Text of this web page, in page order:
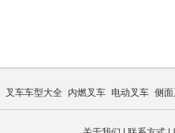
叉车车型大全 内燃叉车 电动叉车 侧